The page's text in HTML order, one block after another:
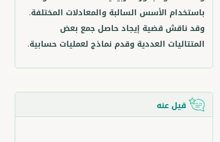
باستخدام الأسس السالبة والمعادلات المختلفة.
وقد ناقش قضية إيجاد حاصل جمع بعض
المتتاليات العددية وقدم نماذج لعمليات حسابية.
قيل عنه